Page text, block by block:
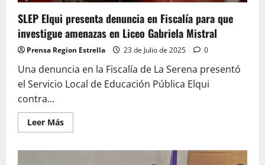
SLEP Elqui presenta denuncia en Fiscalía para que
investigue amenazas en Liceo Gabriela Mistral
Prensa Region Estrella 23 de Julio de 2025 0
Una denuncia en la Fiscalía de La Serena presentó
el Servicio Local de Educación Pública Elqui
contra...
Leer MásLeer
más